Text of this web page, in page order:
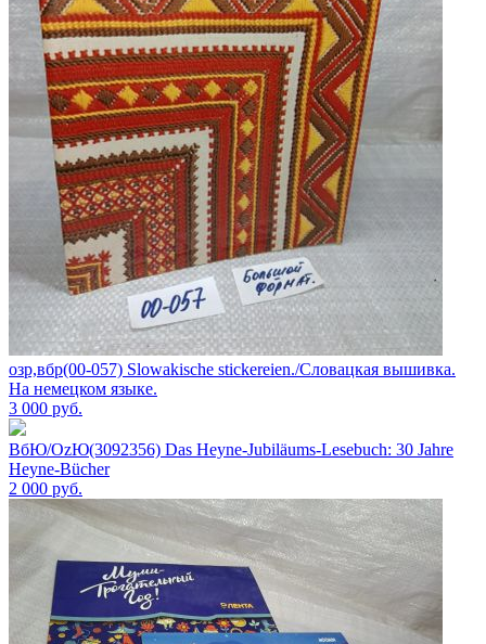
озр,вбр(00-057) Slowakische stickereien./Словацкая вышивка.
На немецком языке.
3 000 руб.
ВбЮ/OzЮ(3092356) Das Heyne-Jubiläums-Lesebuch: 30 Jahre
Heyne-Bücher
2 000 руб.